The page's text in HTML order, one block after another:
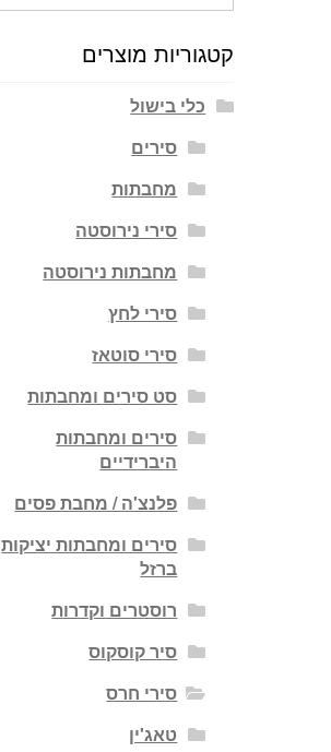
קטגוריות מוצרים
כלי בישול
סירים
מחבתות
סירי נירוסטה
מחבתות נירוסטה
סירי לחץ
סירי סוטאז
סט סירים ומחבתות
סירים ומחבתות
היברידיים
פלנצ'ה / מחבת פסים
סירים ומחבתות יציקות
ברזל
רוסטרים וקדרות
סיר קוסקוס
סירי חרס
טאג'ין